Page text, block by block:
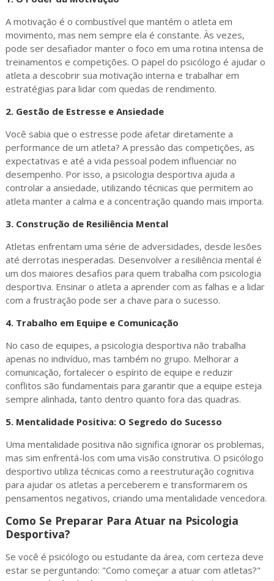
A motivação é o combustível que mantém o atleta em
movimento, mas nem sempre ela é constante. Às vezes,
pode ser desafiador manter o foco em uma rotina intensa de
treinamentos e competições. O papel do psicólogo é ajudar o
atleta a descobrir sua motivação interna e trabalhar em
estratégias para lidar com quedas de rendimento.
2. Gestão de Estresse e Ansiedade
Você sabia que o estresse pode afetar diretamente a
performance de um atleta? A pressão das competições, as
expectativas e até a vida pessoal podem influenciar no
desempenho. Por isso, a psicologia desportiva ajuda a
controlar a ansiedade, utilizando técnicas que permitem ao
atleta manter a calma e a concentração quando mais importa.
3. Construção de Resiliência Mental
Atletas enfrentam uma série de adversidades, desde lesões
até derrotas inesperadas. Desenvolver a resiliência mental é
um dos maiores desafios para quem trabalha com psicologia
desportiva. Ensinar o atleta a aprender com as falhas e a lidar
com a frustração pode ser a chave para o sucesso.
4. Trabalho em Equipe e Comunicação
No caso de equipes, a psicologia desportiva não trabalha
apenas no indivíduo, mas também no grupo. Melhorar a
comunicação, fortalecer o espírito de equipe e reduzir
conflitos são fundamentais para garantir que a equipe esteja
sempre alinhada, tanto dentro quanto fora das quadras.
5. Mentalidade Positiva: O Segredo do Sucesso
Uma mentalidade positiva não significa ignorar os problemas,
mas sim enfrentá-los com uma visão construtiva. O psicólogo
desportivo utiliza técnicas como a reestruturação cognitiva
para ajudar os atletas a perceberem e transformarem os
pensamentos negativos, criando uma mentalidade vencedora.
Como Se Preparar Para Atuar na Psicologia
Desportiva?
Se você é psicólogo ou estudante da área, com certeza deve
estar se perguntando: "Como começar a atuar com atletas?"